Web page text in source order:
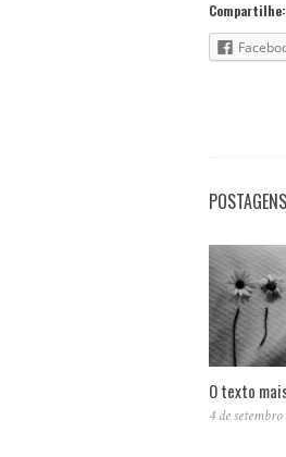
Compartilhe:
O texto
4 de